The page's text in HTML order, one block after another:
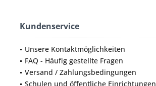
Kundenservice
Unsere Kontaktmöglichkeiten
FAQ - Häufig gestellte Fragen
Versand / Zahlungsbedingungen
Schulen und öffentliche Einrichtungen